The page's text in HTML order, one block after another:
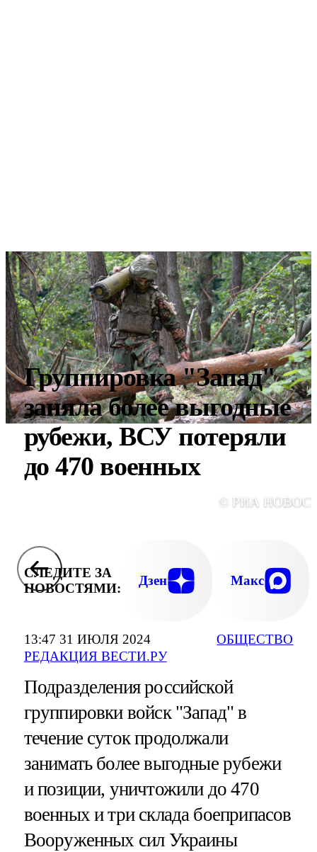
13:47 31 ИЮЛЯ 2024
РЕДАКЦИЯ ВЕСТИ.РУ
ОБЩЕСТВО
Группировка "Запад"
заняла более выгодные
рубежи, ВСУ потеряли
до 470 военных
© РИА
СЛЕДИТЕ ЗА
НОВОСТЯМИ:
Дзен Макс
Подразделения российской
группировки войск "Запад" в
течение суток продолжали
занимать более выгодные рубежи
и позиции, уничтожили до 470
военных и три склада боеприпасов
Вооруженных сил Украины